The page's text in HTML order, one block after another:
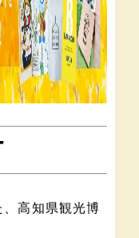
高知県観光博